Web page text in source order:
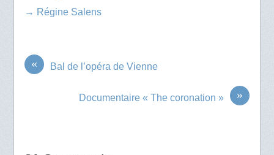
→ Régine Salens
« Bal de l’opéra de Vienne
»
Documentaire « The coronation »